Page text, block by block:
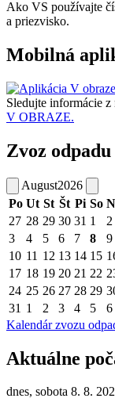
Ako VS používajte
a priezvisko.
Mobilná
Sledujte informácie z
V OBRAZE.
Zvoz odpadu
August2026
Po Ut St Št Pi So
27 28 29 30 31 1
2
3
4 5 6 7 8
9
10 11 12 13 14 15
17 18 19 20 21 22
24 25 26 27 28 29
31 1 2 3 4 5
6
Kalendár zvozu
Aktuálne
dnes, sobota 8. 8.